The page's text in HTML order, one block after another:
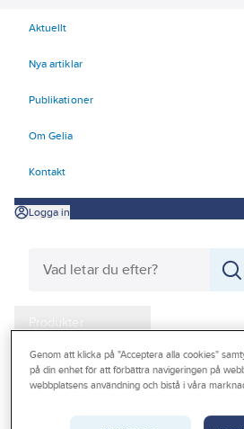
Aktuellt
Nya artiklar
Publikationer
Om Gelia
Kontakt
Logga in
Produkter
Kampanjer
Outlet
Gelia Produkter Gelia Butiksmaterial
Genom att klicka på "Acceptera alla cookies"
på din enhet för att förbättra navigeringen på
webbplatsens användning och bistå i våra